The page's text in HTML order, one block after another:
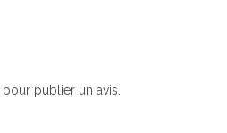
pour publier un avis.